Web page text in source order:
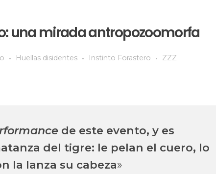
una mirada antropozoomorfa
Huellas disidentes Instinto Forastero ZZZ
de este evento, y es
del tigre: le pelan el cuero, lo
la lanza su cabeza»